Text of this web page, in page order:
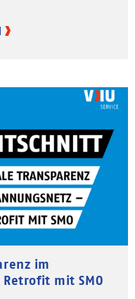
im
mit SMO